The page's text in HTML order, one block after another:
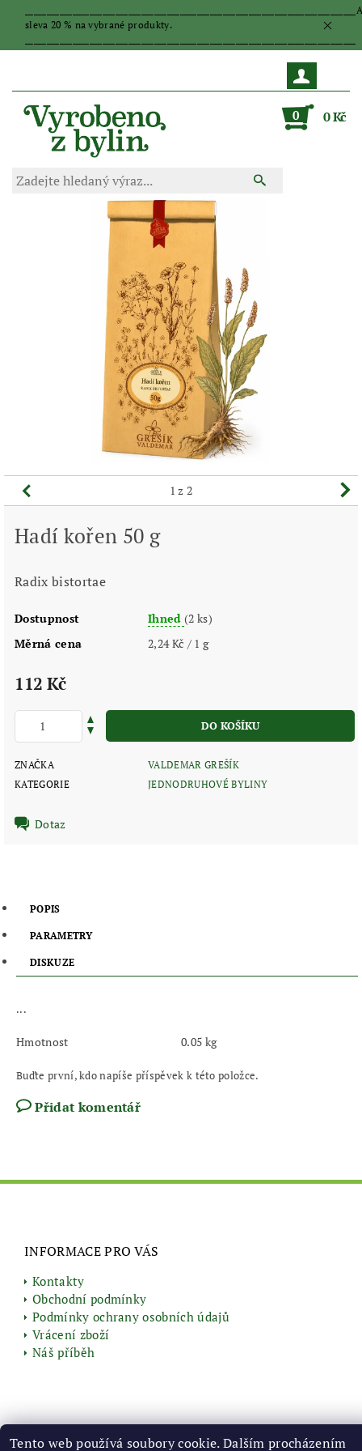
sleva 20 % na vybrané produkty.
0 0 Kč
1 z 2
Hadí kořen 50 g
Radix bistortae
Dostupnost Ihned(2 ks)
Měrná cena
2,24 Kč / 1 g
112 Kč
ZNAČKA
VALDEMAR GREŠÍK
KATEGORIE
JEDNODRUHOVÉ BYLINY
Dotaz
POPIS
PARAMETRY
DISKUZE
...
Hmotnost 0.05 kg
Buďte první, kdo napíše příspěvek k této položce.
Přidat komentář
INFORMACE PRO VÁS
Kontakty
Obchodní podmínky
Podmínky ochrany osobních údajů
Vrácení zboží
Náš příběh
2026 © Vyrobenozbylin.cz, všechna práva vyhrazena
Tento web používá soubory cookie. Dalším procházením